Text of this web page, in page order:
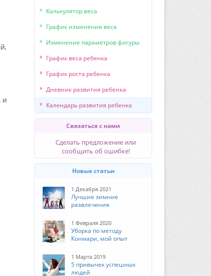
и
Калькулятор веса
График изменения веса
Изменение параметров фигуры
График веса ребенка
График роста ребенка
Дневник развития ребенка
Календарь развития ребенка
Связаться с нами
Сделать предложение или
сообщить об ошибке!
Новые статьи
1 Декабря 2021
Лучшие зимние
развлечения
1 Февраля 2020
Уборка по методу
Конмари, мой опыт
1 Марта 2019
5 привычек успешных
людей